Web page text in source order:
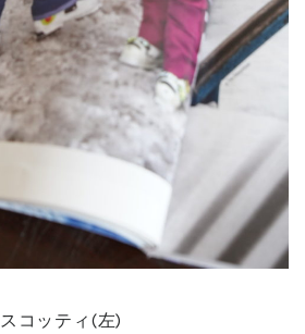
スコッティ(左)